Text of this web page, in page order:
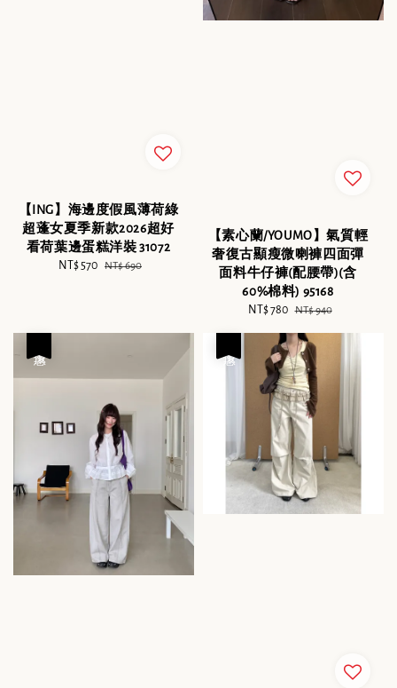
【ING】海邊度假風薄荷綠
超蓬女夏季新款2026超好
看荷葉邊蛋糕洋裝 31072
Sale
NT$ 570 Regular
NT$ 690
【素心蘭/YOUMO】氣質輕
奢復古顯瘦微喇褲四面彈
面料牛仔褲(配腰帶)(含
60%棉料) 95168
Sale
NT$ 780 Regular
NT$ 940